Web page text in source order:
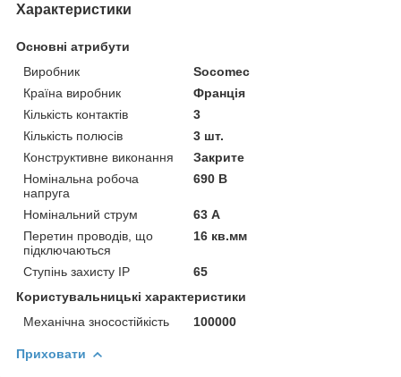
Характеристики
Основні атрибути
Виробник
Socomec
Країна виробник
Франція
Кількість контактів
3
Кількість полюсів
3 шт.
Конструктивне виконання
Закрите
Номінальна робоча
напруга
690 В
Номінальний струм
63 А
Перетин проводів, що
підключаються
16 кв.мм
Ступінь захисту IP
65
Користувальницькі характеристики
Механічна зносостійкість
100000
Приховати